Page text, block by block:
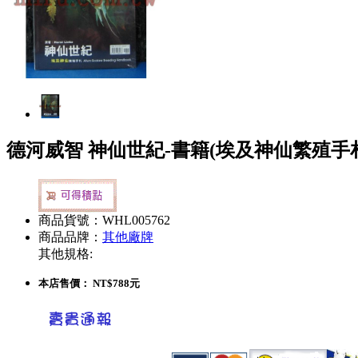
德河威智 神仙世紀-書籍(埃及神仙繁殖手
商品貨號：WHL005762
商品品牌： 其他廠牌
其他規格:
本店售價： NT$788元